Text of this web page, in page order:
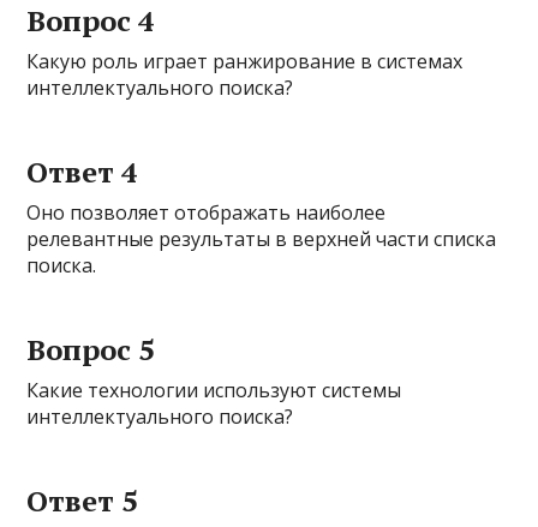
Вопрос 4
Какую роль играет ранжирование в системах
интеллектуального поиска?
Ответ 4
Оно позволяет отображать наиболее
релевантные результаты в верхней части списка
поиска.
Вопрос 5
Какие технологии используют системы
интеллектуального поиска?
Ответ 5